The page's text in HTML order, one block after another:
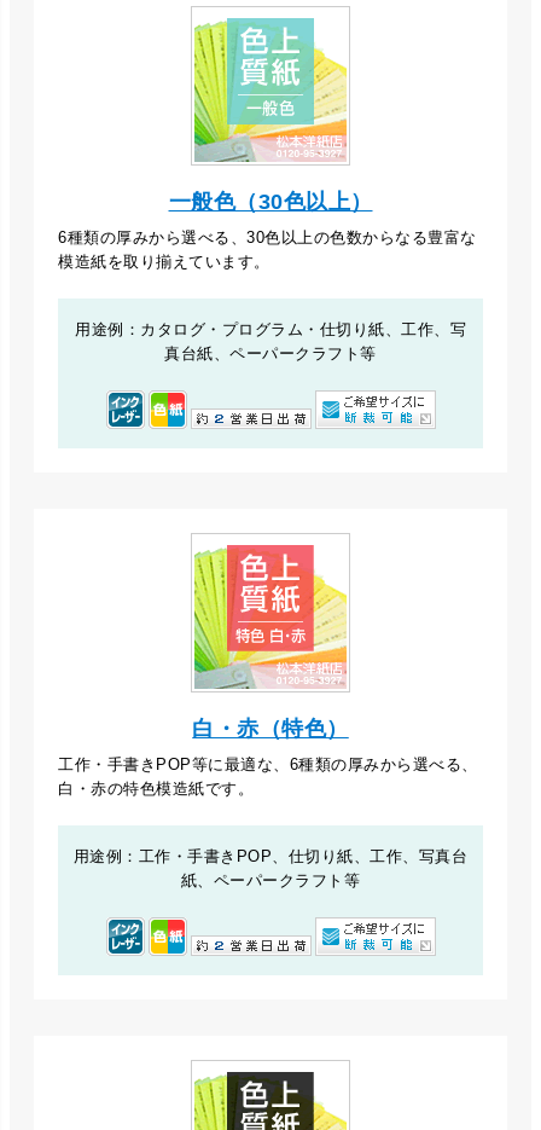
一般色（30色以上）
6種類の厚みから選べる、30色以上の色数からなる豊富な
模造紙を取り揃えています。
用途例：カタログ・プログラム・仕切り紙、工作、写
真台紙、ペーパークラフト等
白・赤（特色）
工作・手書きPOP等に最適な、6種類の厚みから選べる、
白・赤の特色模造紙です。
用途例：工作・手書きPOP、仕切り紙、工作、写真台
紙、ペーパークラフト等